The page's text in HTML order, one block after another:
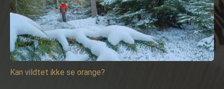
Kan vildtet ikke se orange?